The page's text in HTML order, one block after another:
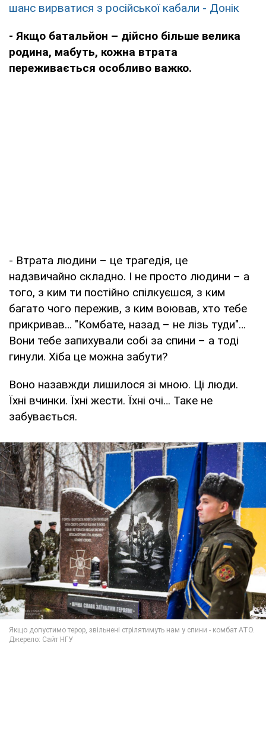
шанс вирватися з російської кабали - Донік
- Якщо батальйон – дійсно більше велика
родина, мабуть, кожна втрата
переживається особливо важко.
- Втрата людини – це трагедія, це
надзвичайно складно. І не просто людини – а
того, з ким ти постійно спілкуєшся, з ким
багато чого пережив, з ким воював, хто тебе
прикривав… "Комбате, назад – не лізь туди"…
Вони тебе запихували собі за спини – а тоді
гинули. Хіба це можна забути?
Воно назавжди лишилося зі мною. Ці люди.
Їхні вчинки. Їхні жести. Їхні очі… Таке не
забувається.